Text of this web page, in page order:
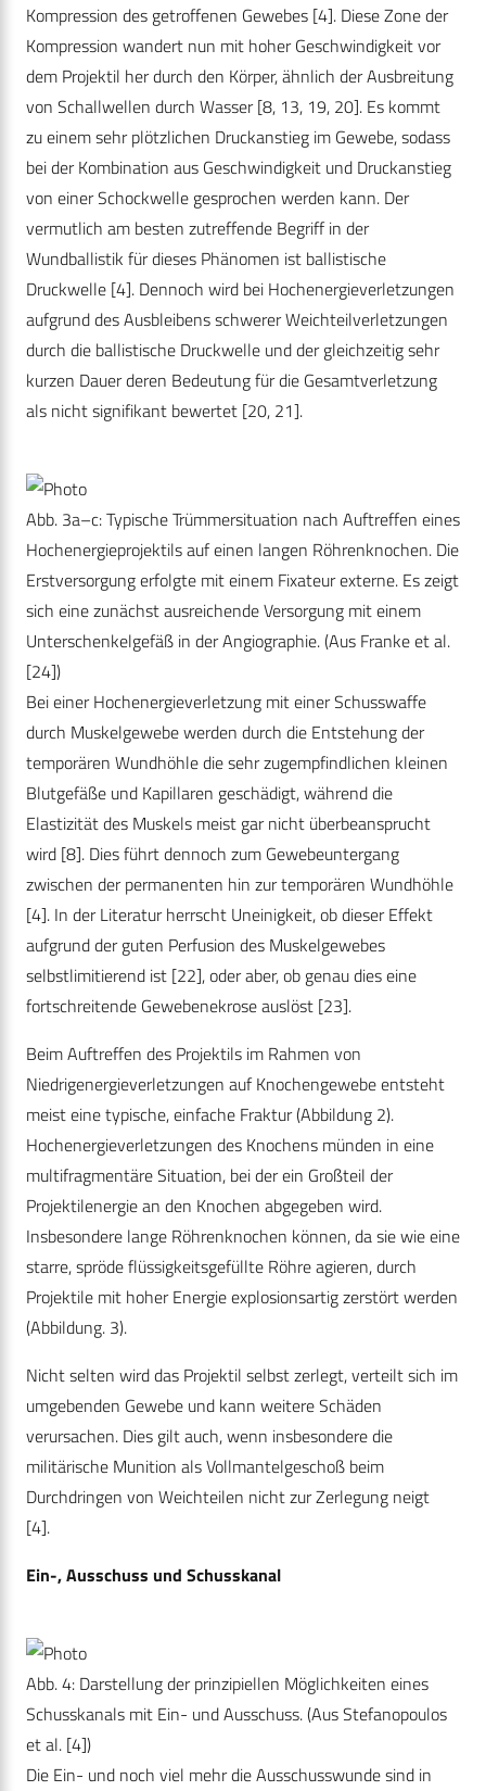
Kompression des getroffenen Gewebes [4]. Diese Zone der
Kompression wandert nun mit hoher Geschwindigkeit vor
dem Projektil her durch den Körper, ähnlich der Ausbreitung
von Schallwellen durch Wasser [8, 13, 19, 20]. Es kommt
zu einem sehr plötzlichen Druckanstieg im Gewebe, sodass
bei der Kombination aus Geschwindigkeit und Druckanstieg
von einer Schockwelle gesprochen werden kann. Der
vermutlich am besten zutreffende Begriff in der
Wundballistik für dieses Phänomen ist ballistische
Druckwelle [4]. Dennoch wird bei Hochenergieverletzungen
aufgrund des Ausbleibens schwerer Weichteilverletzungen
durch die ballistische Druckwelle und der gleichzeitig sehr
kurzen Dauer deren Bedeutung für die Gesamtverletzung
als nicht signifikant bewertet [20, 21].
Abb. 3a–c: Typische Trümmersituation nach Auftreffen eines
Hochenergieprojektils auf einen langen Röhrenknochen. Die
Erstversorgung erfolgte mit einem Fixateur externe. Es zeigt
sich eine zunächst ausreichende Versorgung mit einem
Unterschenkelgefäß in der Angiographie. (Aus Franke et al.
[24])
Bei einer Hochenergieverletzung mit einer Schusswaffe
durch Muskelgewebe werden durch die Entstehung der
temporären Wundhöhle die sehr zugempfindlichen kleinen
Blutgefäße und Kapillaren geschädigt, während die
Elastizität des Muskels meist gar nicht überbeansprucht
wird [8]. Dies führt dennoch zum Gewebeuntergang
zwischen der permanenten hin zur temporären Wundhöhle
[4]. In der Literatur herrscht Uneinigkeit, ob dieser Effekt
aufgrund der guten Perfusion des Muskelgewebes
selbstlimitierend ist [22], oder aber, ob genau dies eine
fortschreitende Gewebenekrose auslöst [23].
Beim Auftreffen des Projektils im Rahmen von
Niedrigenergieverletzungen auf Knochengewebe entsteht
meist eine typische, einfache Fraktur (Abbildung 2).
Hochenergieverletzungen des Knochens münden in eine
multifragmentäre Situation, bei der ein Großteil der
Projektilenergie an den Knochen abgegeben wird.
Insbesondere lange Röhrenknochen können, da sie wie eine
starre, spröde flüssigkeitsgefüllte Röhre agieren, durch
Projektile mit hoher Energie explosionsartig zerstört werden
(Abbildung. 3).
Nicht selten wird das Projektil selbst zerlegt, verteilt sich im
umgebenden Gewebe und kann weitere Schäden
verursachen. Dies gilt auch, wenn insbesondere die
militärische Munition als Vollmantelgeschoß beim
Durchdringen von Weichteilen nicht zur Zerlegung neigt
[4].
Ein-, Ausschuss und Schusskanal
Abb. 4: Darstellung der prinzipiellen Möglichkeiten eines
Schusskanals mit Ein- und Ausschuss. (Aus Stefanopoulos
et al. [4])
Die Ein- und noch viel mehr die Ausschusswunde sind in